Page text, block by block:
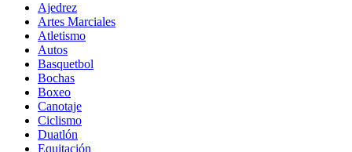
Ajedrez
Artes Marciales
Atletismo
Autos
Basquetbol
Bochas
Boxeo
Canotaje
Ciclismo
Duatlón
Equitación